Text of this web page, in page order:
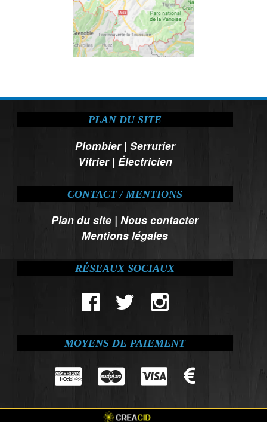
PLAN DU SITE
Plombier| Serrurier
Vitrier| Électricien
CONTACT / MENTIONS
Plan du site |Nous contacter
Mentions légales
RÉSEAUX SOCIAUX
MOYENS DE PAIEMENT